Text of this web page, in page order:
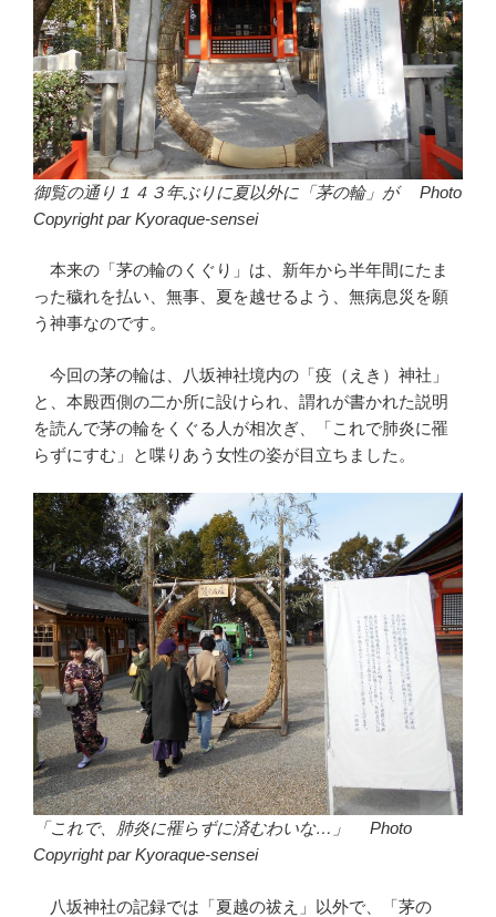
御覧の通り１４３年ぶりに夏以外に「茅の輪」が Photo
Copyright par Kyoraque-sensei
本来の「茅の輪のくぐり」は、新年から半年間にたま
った穢れを払い、無事、夏を越せるよう、無病息災を願
う神事なのです。
今回の茅の輪は、八坂神社境内の「疫（えき）神社」
と、本殿西側の二か所に設けられ、謂れが書かれた説明
を読んで茅の輪をくぐる人が相次ぎ、「これで肺炎に罹
らずにすむ」と喋りあう女性の姿が目立ちました。
「これで、肺炎に罹らずに済むわいな…」 Photo
Copyright par Kyoraque-sensei
八坂神社の記録では「夏越の祓え」以外で、「茅の